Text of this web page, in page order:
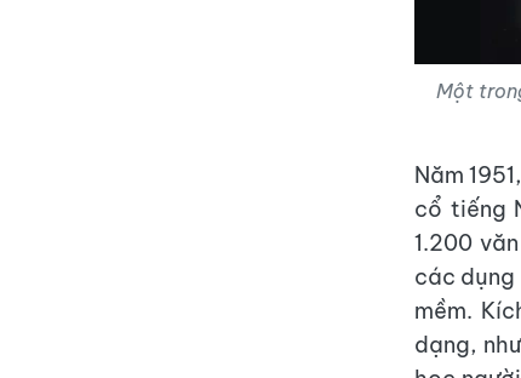
Một
Năm
cổ tiếng
1.200
các dụng
mềm.
dạng,